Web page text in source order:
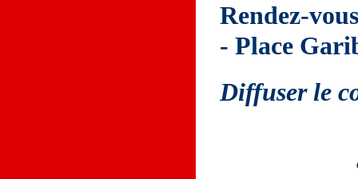
Rendez-
- Place
Diffuser le